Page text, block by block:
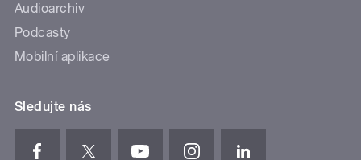
Audioarchiv
Podcasty
Mobilní aplikace
Sledujte nás